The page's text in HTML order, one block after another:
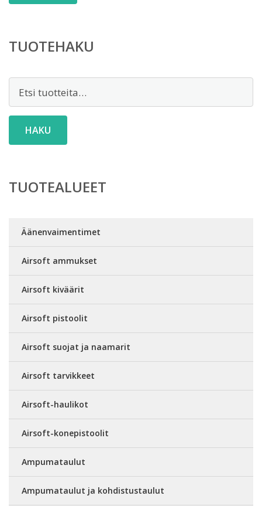
TUOTEHAKU
HAKU
TUOTEALUEET
Äänenvaimentimet
Airsoft ammukset
Airsoft kiväärit
Airsoft pistoolit
Airsoft suojat ja naamarit
Airsoft tarvikkeet
Airsoft-haulikot
Airsoft-konepistoolit
Ampumataulut
Ampumataulut ja kohdistustaulut